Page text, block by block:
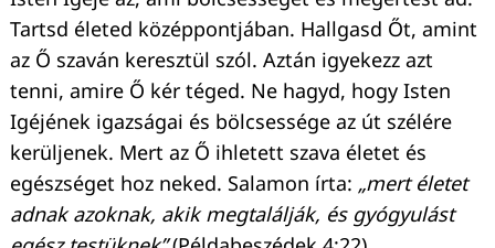
Tartsd életed középpontjában. Hallgasd Őt, amint
az Ő szaván keresztül szól. Aztán igyekezz azt
tenni, amire Ő kér téged. Ne hagyd, hogy Isten
Igéjének igazságai és bölcsessége az út szélére
kerüljenek. Mert az Ő ihletett szava életet és
egészséget hoz neked. Salamon írta: „mert életet
adnak azoknak, akik megtalálják, és gyógyulást